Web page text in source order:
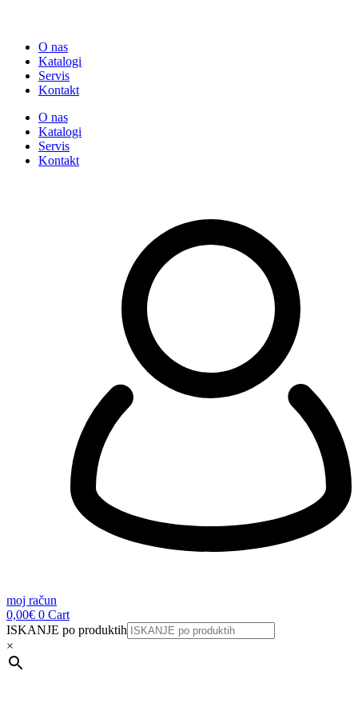
O nas
Katalogi
Servis
Kontakt
O nas
Katalogi
Servis
Kontakt
moj račun
0,00€ 0 Cart
ISKANJE po produktih
×